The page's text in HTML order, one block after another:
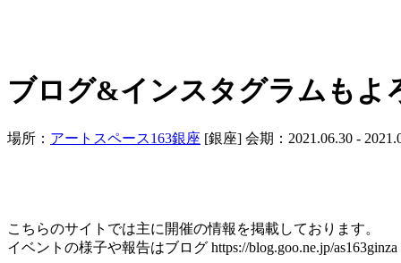
ブログ&インスタグラムもよ
場所： アートスペース163銀座 [銀座] 会期：2021.06.30 -
こちらのサイトでは主に開催の情報を掲載しております。
イベントの様子や報告はブログ https://blog.goo.ne.jp/